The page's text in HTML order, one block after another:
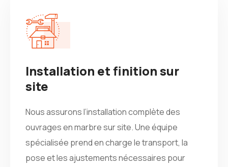
Installation et finition sur
site
Nous assurons l’installation complète des
ouvrages en marbre sur site. Une équipe
spécialisée prend en charge le transport, la
pose et les ajustements nécessaires pour